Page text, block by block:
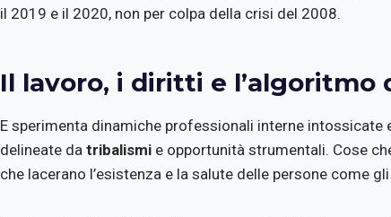
il 2019 e il 2020, non per colpa della crisi del 2008.
Il lavoro, i diritti e l’algoritmo
E sperimenta dinamiche professionali interne intossicate
delineate da tribalismi e opportunità strumentali. Cose
che lacerano l’esistenza e la salute delle persone come